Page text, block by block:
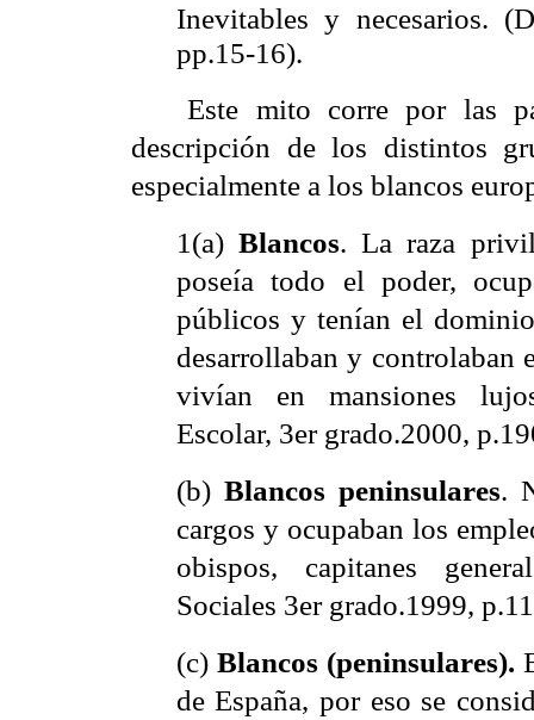
Inevitables y necesarios.
pp.15-16).
Este mito corre por las
descripción de los distintos
especialmente a los blancos
1(a)Blancos. La raza
poseía todo el poder,
públicos y tenían el
desarrollaban y controlaban
vivían en mansiones
Escolar, 3er grado.2000,
(b)Blancos peninsulares.
cargos y ocupaban los
obispos, capitanes
Sociales 3er grado.1999,
(c)Blancos (peninsulares).
de España, por eso se